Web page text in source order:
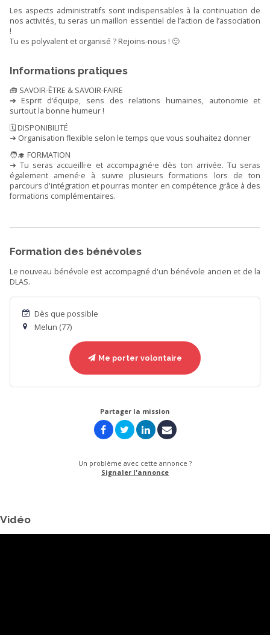
Les aspects administratifs sont indispensables à la continuation de
nos activités, tu seras un maillon essentiel de l’action de l’association
!
Tu es polyvalent et organisé ? Rejoins-nous ! 🙂
Informations pratiques
🧰 SAVOIR-ÊTRE & SAVOIR-FAIRE
➔ Esprit d’équipe, sens des relations humaines, autonomie et
surtout la bonne humeur !
🗓️ DISPONIBILITÉ
➔ Organisation flexible selon le temps que vous souhaitez donner
🧑‍🎓 FORMATION
➔ Tu seras accueilli·e et accompagné·e dès ton arrivée. Tu seras
également amené·e à suivre plusieurs formations lors de ton
parcours d'intégration et pourras monter en compétence grâce à des
formations complémentaires.
Formation des bénévoles
Le nouveau bénévole est accompagné d'un bénévole ancien et de la
DLAS.
Dès que possible
Melun (77)
Me porter volontaire
Partager la mission
Un problème avec cette annonce ?
Signaler l'annonce
Vidéo